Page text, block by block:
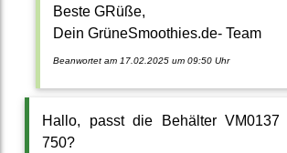
Beste GRüße,
Dein GrüneSmoothies.de- Team
Beanwortet am 17.02.2025 um 09:50 Uhr
Hallo, passt die Behälter
750?